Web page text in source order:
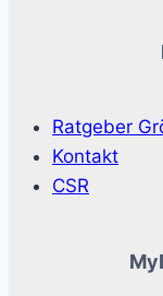
Ratgeber
Kontakt
CSR